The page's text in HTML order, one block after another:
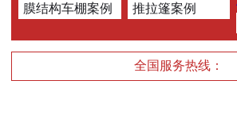
膜结构车棚案例
推拉篷案例
全国服务热线：